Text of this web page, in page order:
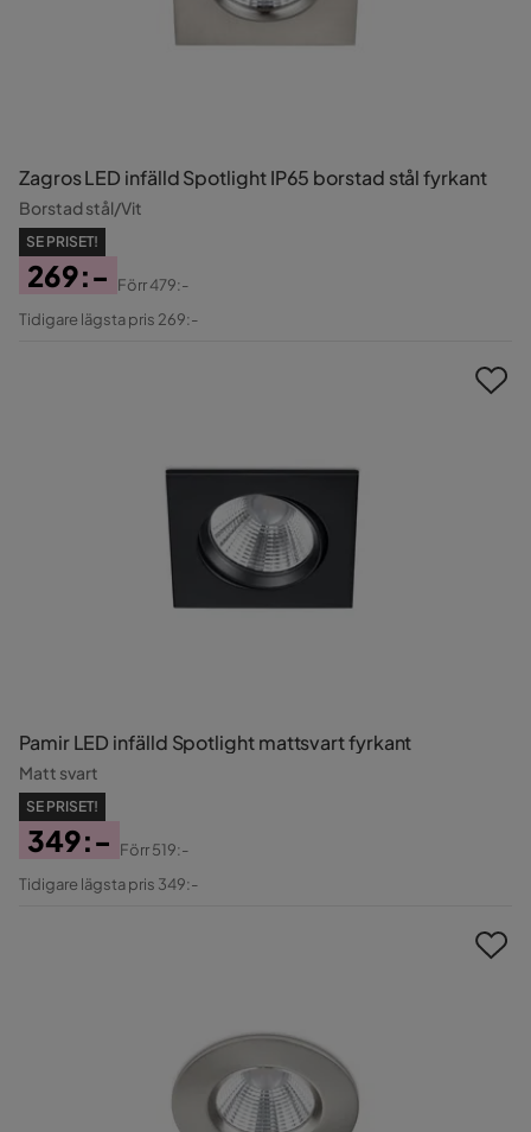
Zagros LED infälld Spotlight IP65 borstad stål fyrkant
Borstad stål/Vit
SE PRISET!
Pris
269:-
Original
Förr479:-
Tidigare lägsta pris 269:-
Pamir LED infälld Spotlight mattsvart fyrkant
Matt svart
SE PRISET!
Pris
349:-
Original
Förr519:-
Tidigare lägsta pris 349:-